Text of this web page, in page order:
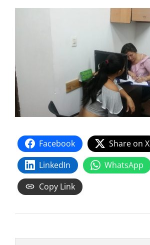
Facebook
Share on X
LinkedIn
WhatsApp
Copy Link